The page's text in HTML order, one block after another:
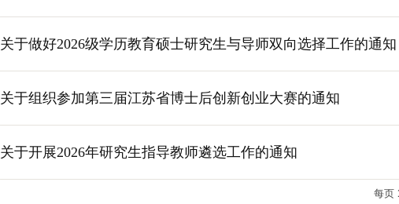
关于做好2026级学历教育硕士研究生与导师双向选择工作的通知
关于组织参加第三届江苏省博士后创新创业大赛的通知
关于开展2026年研究生指导教师遴选工作的通知
每页